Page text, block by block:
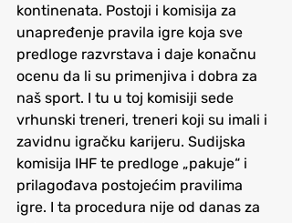
kontinenata. Postoji i komisija za
unapređenje pravila igre koja sve
predloge razvrstava i daje konačnu
ocenu da li su primenjiva i dobra za
naš sport. I tu u toj komisiji sede
vrhunski treneri, treneri koji su imali i
zavidnu igračku karijeru. Sudijska
komisija IHF te predloge „pakuje“ i
prilagođava postojećim pravilima
igre. I ta procedura nije od danas za